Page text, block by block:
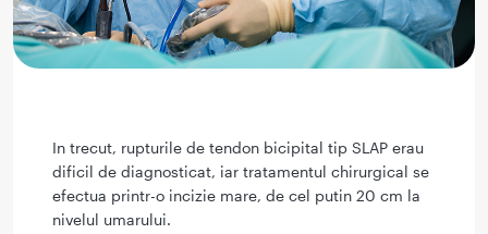
In trecut, rupturile de tendon bicipital tip SLAP erau
dificil de diagnosticat, iar tratamentul chirurgical se
efectua printr-o incizie mare, de cel putin 20 cm la
nivelul umarului.